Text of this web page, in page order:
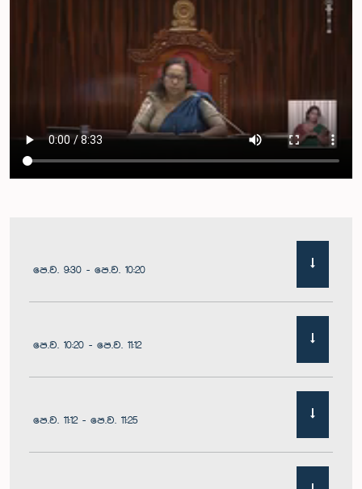
පෙ.ව. 9:30 - පෙ.ව. 10:20
පෙ.ව. 10:20 - පෙ.ව. 11:12
පෙ.ව. 11:12 - පෙ.ව. 11:25